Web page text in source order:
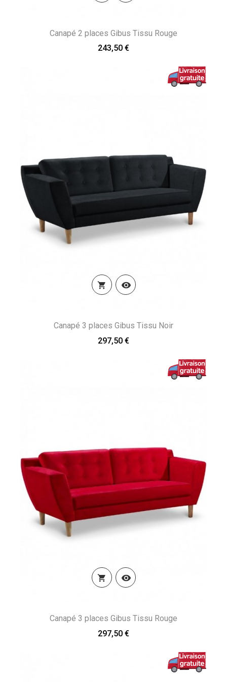
Canapé 2 places Gibus Tissu Rouge
243,50 €
 
Canapé 3 places Gibus Tissu Noir
297,50 €
 
Canapé 3 places Gibus Tissu Rouge
297,50 €